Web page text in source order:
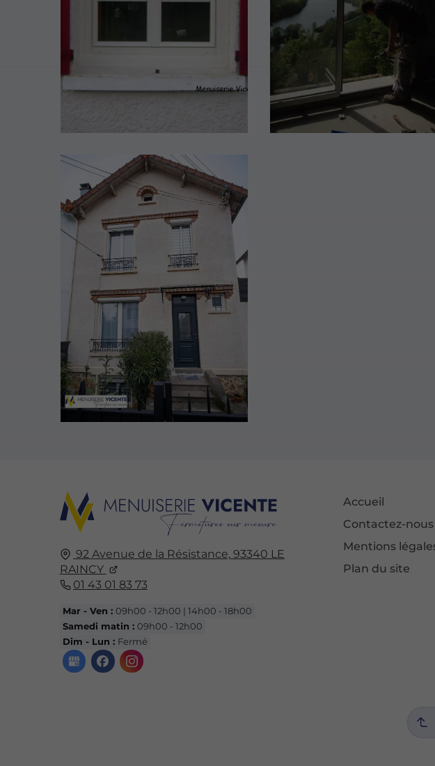
92 Avenue de la Résistance, 93340 LE
RAINCY
01 43 01 83 73
Mar - Ven : 09h00 - 12h00 | 14h00 - 18h00
Samedi matin : 09h00 - 12h00
Dim - Lun : Fermé
Accueil
Contactez-nous
Mentions
Plan du site